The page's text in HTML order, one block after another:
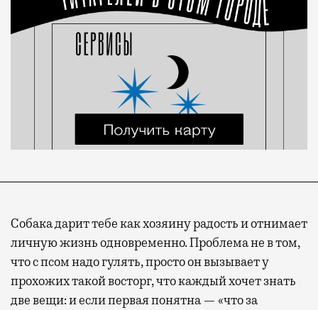
Собака дарит тебе как хозяину радость и отнимает
личную жизнь одновременно. Проблема не в том,
что с псом надо гулять, просто он вызывает у
прохожих такой восторг, что каждый хочет знать
две вещи: и если первая понятна — «что за